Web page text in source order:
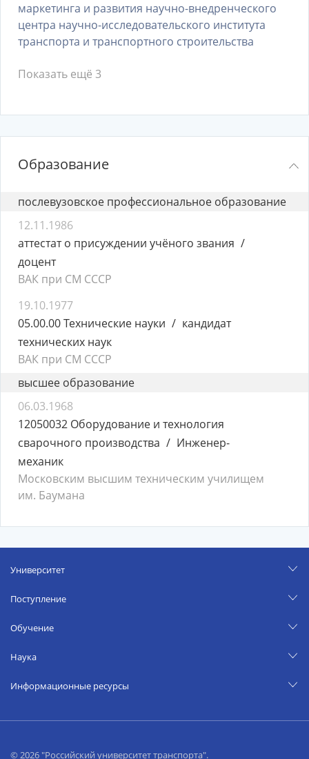
маркетинга и развития научно-внедренческого
центра научно-исследовательского института
транспорта и транспортного строительства
Показать ещё 3
Образование
послевузовское профессиональное образование
12.11.1986
аттестат о присуждении учёного звания
доцент
ВАК при СМ СССР
19.10.1977
05.00.00 Технические науки
кандидат
технических наук
ВАК при СМ СССР
высшее образование
06.03.1968
12050032 Оборудование и технология
сварочного производства
Инженер-
механик
Московским высшим техническим училищем
им. Баумана
Университет
Поступление
Обучение
Наука
Информационные ресурсы
© 2026 "Российский университет транспорта".